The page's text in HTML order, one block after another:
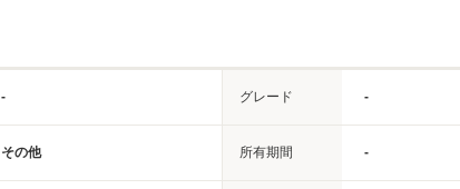
- グレード -
その他 所有期間 -